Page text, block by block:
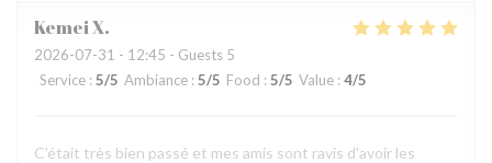
KemeiX
2026-07-31 - 12:45 - Guests 5
Service : 5/5 Ambiance : 5/5 Food : 5/5 Value : 4/5
C'était très bien passé et mes amis sont ravis d'avoir les